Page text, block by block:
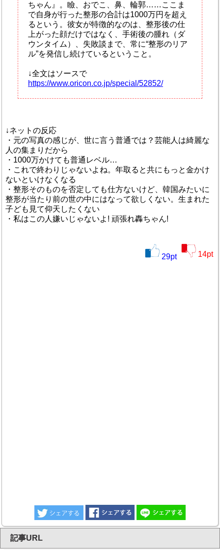
ちゃん』。瞼、おでこ、鼻、輪郭……ここま
で自身が行った整形の合計は1000万円を超え
るという。彼女が特徴的なのは、整形後の仕
上がった顔だけではなく、手術後の腫れ（ダ
ウンタイム）、失敗談まで、常に“整形のリア
ル”を発信し続けているということ。
↓全文はソースで
https://www.oricon.co.jp/special/52852/
↓ネットの反応
・元の写真の感じが、世に言う普通では？芸能人は綺麗な
人の集まりだから
・1000万かけても普通レベル…
・これで終わりじゃないよね。年取ると共にもっと金かけ
ないといけなくなる
・整形そのものを否定しても仕方ないけど、韓国みたいに
整形が当たり前の世の中にはなって欲しくない。生まれた
子ども見て仰天したくない
・私はこの人嫌いじゃないよ! 頑張れ轟ちゃん!
29pt 14pt
記事URL